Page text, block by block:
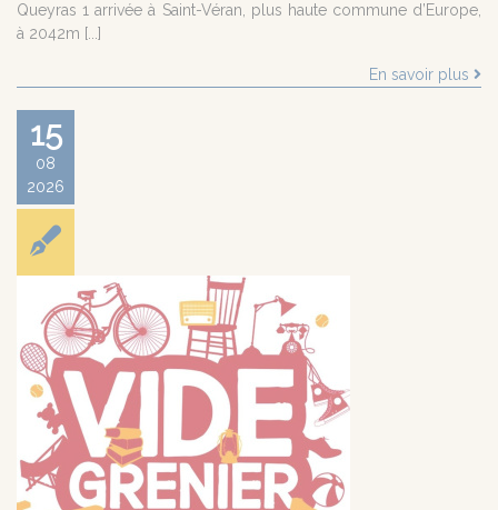
Queyras 1 arrivée à Saint-Véran, plus haute commune d’Europe,
à 2042m [...]
En savoir plus
15
08
2026